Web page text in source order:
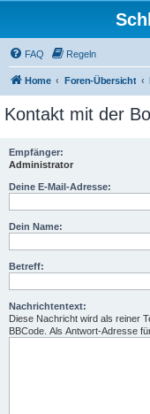
FAQ Regeln
Home Foren-Übersicht
Kontakt mit der
Empfänger:
Administrator
Deine E-Mail-Adresse:
Dein Name:
Betreff:
Nachrichtentext:
Diese Nachricht wird als reiner
BBCode. Als Antwort-Adresse